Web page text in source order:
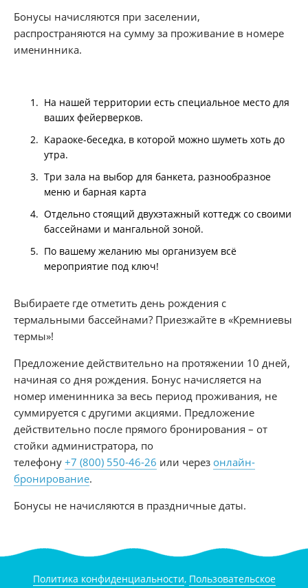
Бонусы начисляются при заселении,
распространяются на сумму за проживание в номере
именинника.
На нашей территории есть специальное место для
ваших фейерверков.
Караоке-беседка, в которой можно шуметь хоть до
утра.
Три зала на выбор для банкета, разнообразное
меню и барная карта
Отдельно стоящий двухэтажный коттедж со своими
бассейнами и мангальной зоной.
По вашему желанию мы организуем всё
мероприятие под ключ!
Выбираете где отметить день рождения с
термальными бассейнами? Приезжайте в «Кремниевы
термы»!
Предложение действительно на протяжении 10 дней,
начиная со дня рождения. Бонус начисляется на
номер именинника за весь период проживания, не
суммируется с другими акциями. Предложение
действительно после прямого бронирования – от
стойки администратора, по
телефону +7 (800) 550-46-26 или через онлайн-
бронирование.
Бонусы не начисляются в праздничные даты.
Политика конфиденциальности, Пользовательское